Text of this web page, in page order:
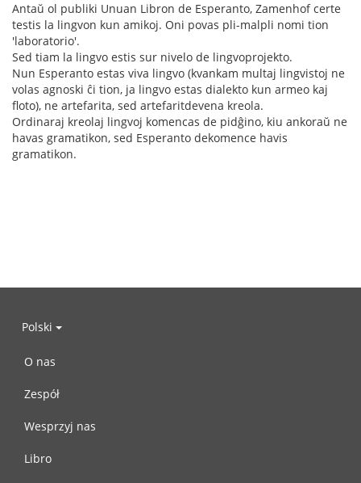
Antaŭ ol publiki Unuan Libron de Esperanto, Zamenhof certe
testis la lingvon kun amikoj. Oni povas pli-malpli nomi tion
'laboratorio'.
Sed tiam la lingvo estis sur nivelo de lingvoprojekto.
Nun Esperanto estas viva lingvo (kvankam multaj lingvistoj ne
volas agnoski ĉi tion, ja lingvo estas dialekto kun armeo kaj
floto), ne artefarita, sed artefaritdevena kreola.
Ordinaraj kreolaj lingvoj komencas de pidĝino, kiu ankoraŭ ne
havas gramatikon, sed Esperanto dekomence havis
gramatikon.
Polski
O nas
Zespół
Wesprzyj nas
Libro